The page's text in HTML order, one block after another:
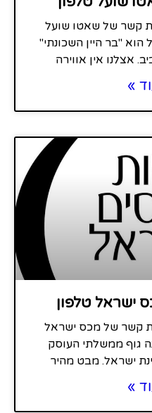
קשר של שאטו שועל
"בר היין השכונתי"
אצלנו אין אווירה
»
ישראל טלפון
קשר של מכס ישראל
גוף ממשלתי העוסק
ישראל. מבט מהיר
»